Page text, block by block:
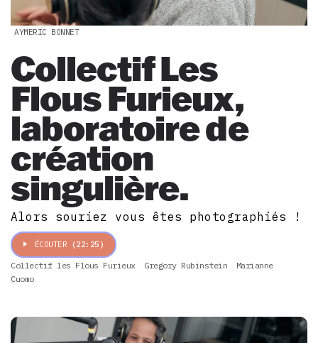
AYMERIC BONNET
Collectif Les
Flous Furieux,
laboratoire de
création
singulière.
Alors souriez vous êtes photographiés !
ÉCOUTER (22:25)
Collectif les Flous Furieux Gregory Rubinstein
Marianne
Cuomo